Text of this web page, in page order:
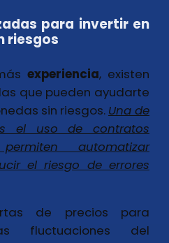
para invertir en
riesgos
experiencia, existen
que pueden ayudarte
sin riesgos. Una de
el uso de contratos
automatizar
el riesgo de errores
de precios para
fluctuaciones del